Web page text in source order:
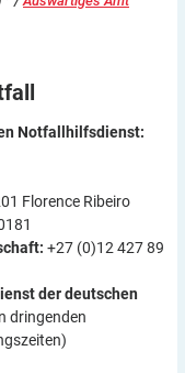
Notfallhilfsdienst:
Florence Ribeiro
+27 (0)12 427 89
der deutschen
dringenden